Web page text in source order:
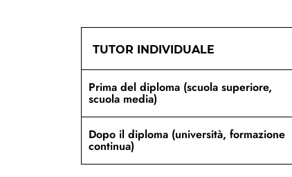
TUTOR INDIVIDUALE
Prima del diploma (scuola superiore,
scuola media)
Dopo il diploma (università, formazione
continua)